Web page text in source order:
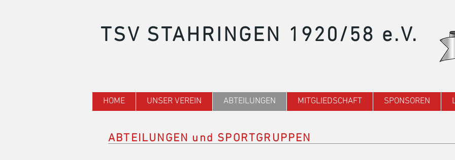
TSV STAHRINGEN 1920/58 e.V.
HOME UNSER VEREIN ABTEILUNGEN MITGLIEDSCHAFT SPONSOREN
ABTEILUNGEN und SPORTGRUPPEN